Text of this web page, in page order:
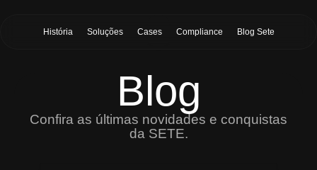
História Soluções Cases Compliance Blog Sete
Blog
Confira as últimas novidades e conquistas
da SETE.